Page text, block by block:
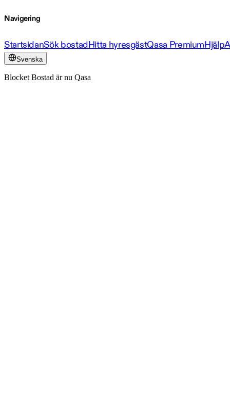
Navigering
StartsidanSök bostadHitta hyresgästQasa PremiumHjälp
Svenska
Blocket Bostad är nu Qasa